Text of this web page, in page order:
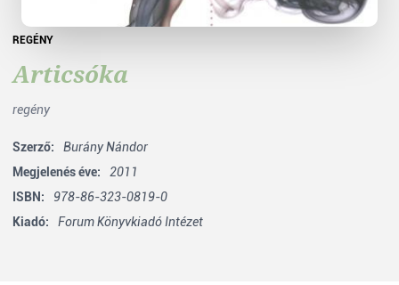
REGÉNY
Articsóka
regény
Szerző:
Burány Nándor
Megjelenés éve:
2011
ISBN:
978-86-323-0819-0
Kiadó:
Forum Könyvkiadó Intézet